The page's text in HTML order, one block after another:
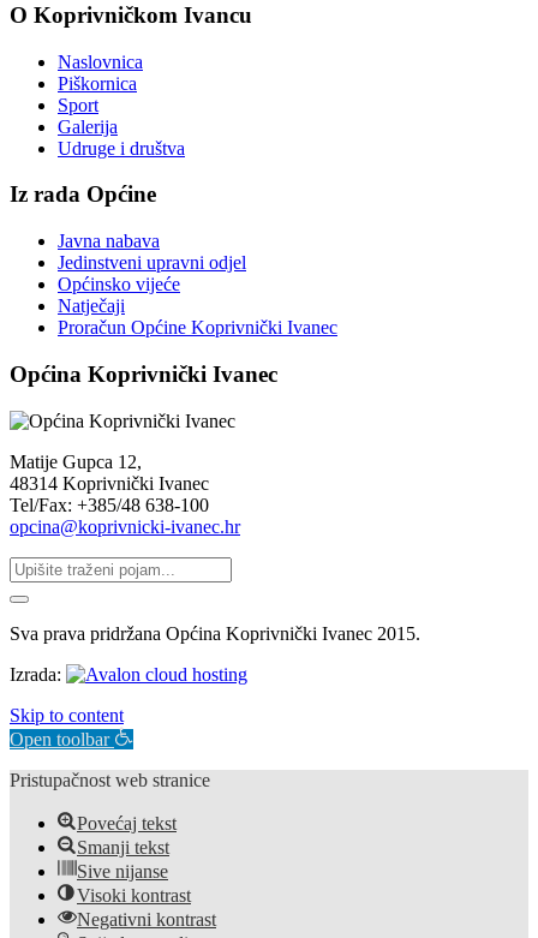
O Koprivničkom Ivancu
Naslovnica
Piškornica
Sport
Galerija
Udruge i društva
Iz rada Općine
Javna nabava
Jedinstveni upravni odjel
Općinsko vijeće
Natječaji
Proračun Općine Koprivnički Ivanec
Općina Koprivnički Ivanec
Matije Gupca 12,
48314 Koprivnički Ivanec
Tel/Fax: +385/48 638-100
opcina@koprivnicki-ivanec.hr
Sva prava pridržana Općina Koprivnički Ivanec 2015.
Izrada:
Skip to content
Open toolbar
Pristupačnost web stranice
Povećaj tekst
Smanji tekst
Sive nijanse
Visoki kontrast
Negativni kontrast